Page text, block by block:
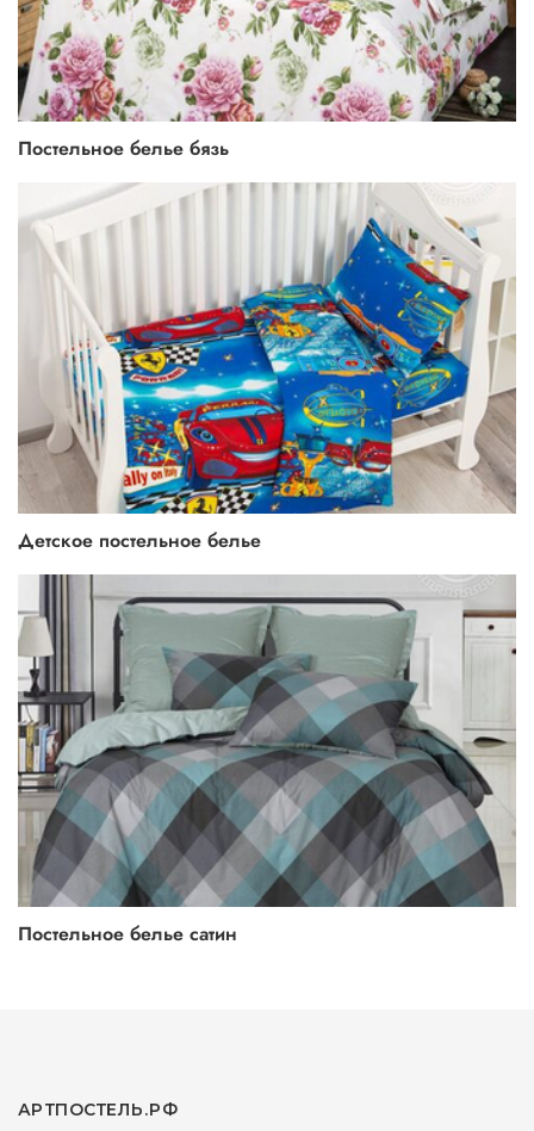
Постельное белье бязь
Детское постельное белье
Постельное белье сатин
АРТПОСТЕЛЬ.РФ